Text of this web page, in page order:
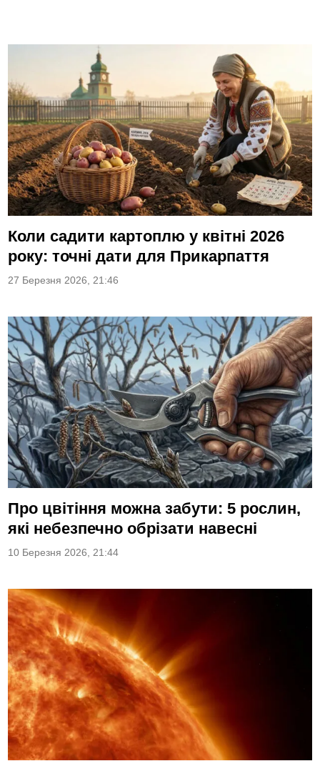
Коли садити картоплю у квітні 2026
року: точні дати для Прикарпаття
27 Березня 2026, 21:46
Про цвітіння можна забути: 5 рослин,
які небезпечно обрізати навесні
10 Березня 2026, 21:44